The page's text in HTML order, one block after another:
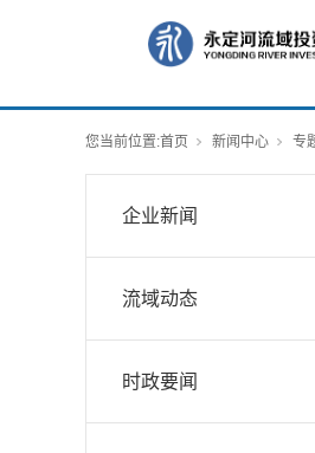
您当前位置:首页 新闻中心 专
企业新闻
流域动态
时政要闻